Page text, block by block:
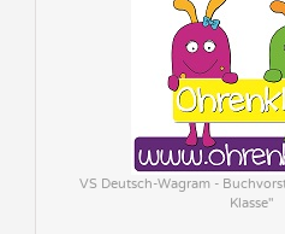
VS Deutsch-Wagram -
Klasse"